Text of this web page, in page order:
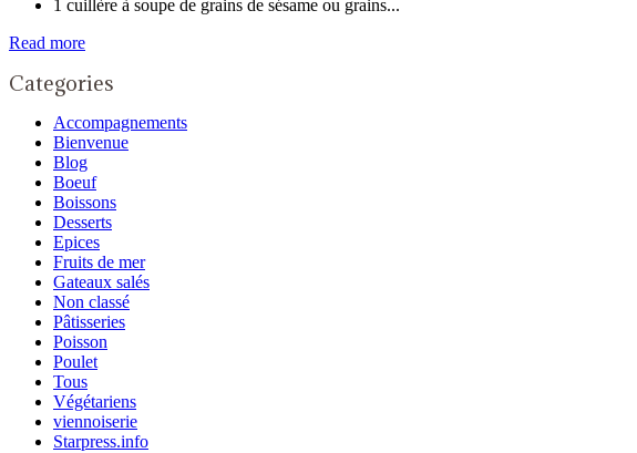
1 cuillère à soupe de grains de sésame ou grains...
Read more
Categories
Accompagnements
Bienvenue
Blog
Boeuf
Boissons
Desserts
Epices
Fruits de mer
Gateaux salés
Non classé
Pâtisseries
Poisson
Poulet
Tous
Végétariens
viennoiserie
Starpress.info